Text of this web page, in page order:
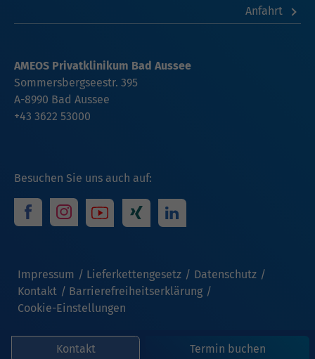
Kontakt Termin buchen
Anfahrt
Besuchen Sie uns auch auf:
Impressum Lieferkettengesetz
Datenschutz
Kontakt
Barrierefreiheitserklärung
Cookie-Einstellungen
AMEOS Privatklinikum Bad Aussee
Sommersbergseestr. 395
A-8990 Bad Aussee
+43 3622 53000